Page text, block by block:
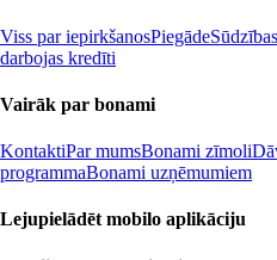
Viss par iepirkšanosPiegāde
darbojas kredīti
Vairāk par bonami
KontaktiPar mumsBonami zīmoli
programmaBonami uzņēmumiem
Lejupielādēt mobilo aplikāciju